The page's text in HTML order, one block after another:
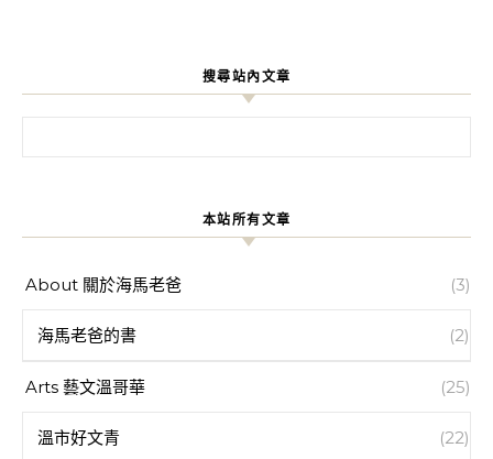
搜尋站內文章
本站所有文章
About 關於海馬老爸 (3)
海馬老爸的書 (2)
Arts 藝文溫哥華 (25)
溫市好文青 (22)